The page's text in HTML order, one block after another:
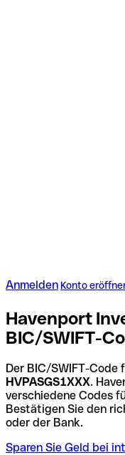
Anmelden Konto
Havenport
BIC/SWIFT-
Der BIC/SWIFT-
HVPASGS1XXX.
verschiedene Codes
Bestätigen Sie den
oder der Bank.
Sparen Sie Geld bei